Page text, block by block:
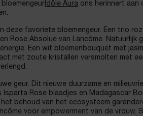
Idôle Aura ons herinnert aan
deze favoriete bloemengeur. Een trio
Rose Absolue van Lancôme. Natuurlijk
Een wit bloemenbouquet met
met zoute kristallen versmolten met
geur. Dit nieuwe duurzame en
Rose blaadjes en Madagascar
behoud van het ecosysteem
voor empowerment van de vrouw.